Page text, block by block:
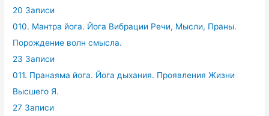
20 Записи
010. Мантра йога. Йога Вибрации Речи, Мысли, Праны.
Порождение волн смысла.
23 Записи
011. Пранаяма йога. Йога дыхания. Проявления Жизни
Высшего Я.
27 Записи